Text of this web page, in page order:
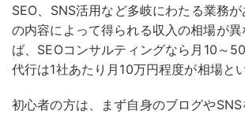
SEO、SNS活用など多岐にわたる業務が
の内容によって得られる収入の相場が異
ば、SEOコンサルティングなら月10～
代行は1社あたり月10万円程度が相場と
初心者の方は、まず自身のブログや